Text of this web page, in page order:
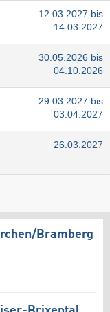
12.03.2027 bis
14.03.2027
30.05.2026 bis
04.10.2026
29.03.2027 bis
03.04.2027
26.03.2027
​Bramberg